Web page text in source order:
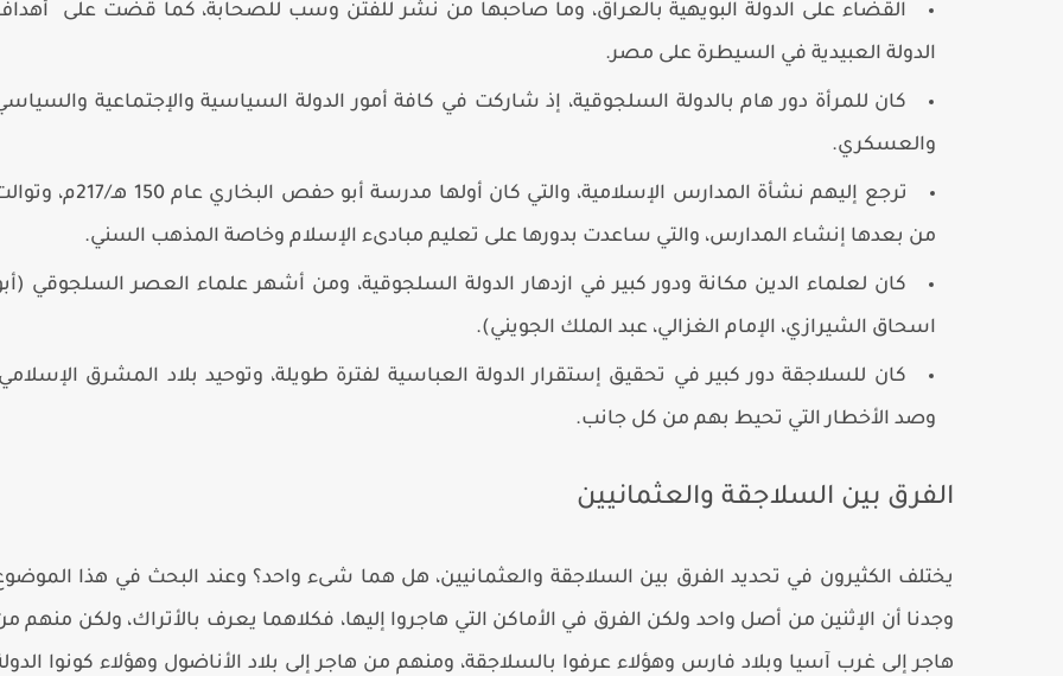
القضاء على الدولة البويهية بالعراق، وما صاحبها من نشر للفتن وسب للصحابة، كما قضت على
الدولة العبيدية في السيطرة على مصر.
كان للمرأة دور هام بالدولة السلجوقية، إذ شاركت في كافة أمور الدولة السياسية والإجتماعية
والعسكري.
ترجع إليهم نشأة المدارس الإسلامية، والتي كان أولها مدرسة أبو حفص البخاري عام 150 هـ/
من بعدها إنشاء المدارس، والتي ساعدت بدورها على تعليم مبادىء الإسلام وخاصة المذهب السني.
كان لعلماء الدين مكانة ودور كبير في ازدهار الدولة السلجوقية، ومن أشهر علماء العصر السلجوقي
اسحاق الشيرازي، الإمام الغزالي، عبد الملك الجويني).
كان للسلاجقة دور كبير في تحقيق إستقرار الدولة العباسية لفترة طويلة، وتوحيد بلاد المشرق
وصد الأخطار التي تحيط بهم من كل جانب.
الفرق بين السلاجقة والعثمانيين
يختلف الكثيرون في تحديد الفرق بين السلاجقة والعثمانيين، هل هما شىء واحد؟ وعند البحث في هذا
وجدنا أن الإثنين من أصل واحد ولكن الفرق في الأماكن التي هاجروا إليها، فكلاهما يعرف بالأتراك، ولكن منهم
هاجر إلى غرب آسيا وبلاد فارس وهؤلاء عرفوا بالسلاجقة، ومنهم من هاجر إلى بلاد الأناضول وهؤلاء كونوا